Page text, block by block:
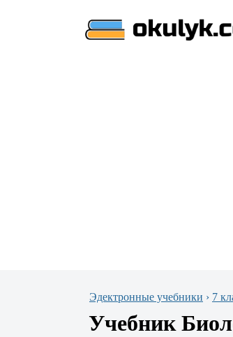
Эдектронные учебники › 7
Учебник